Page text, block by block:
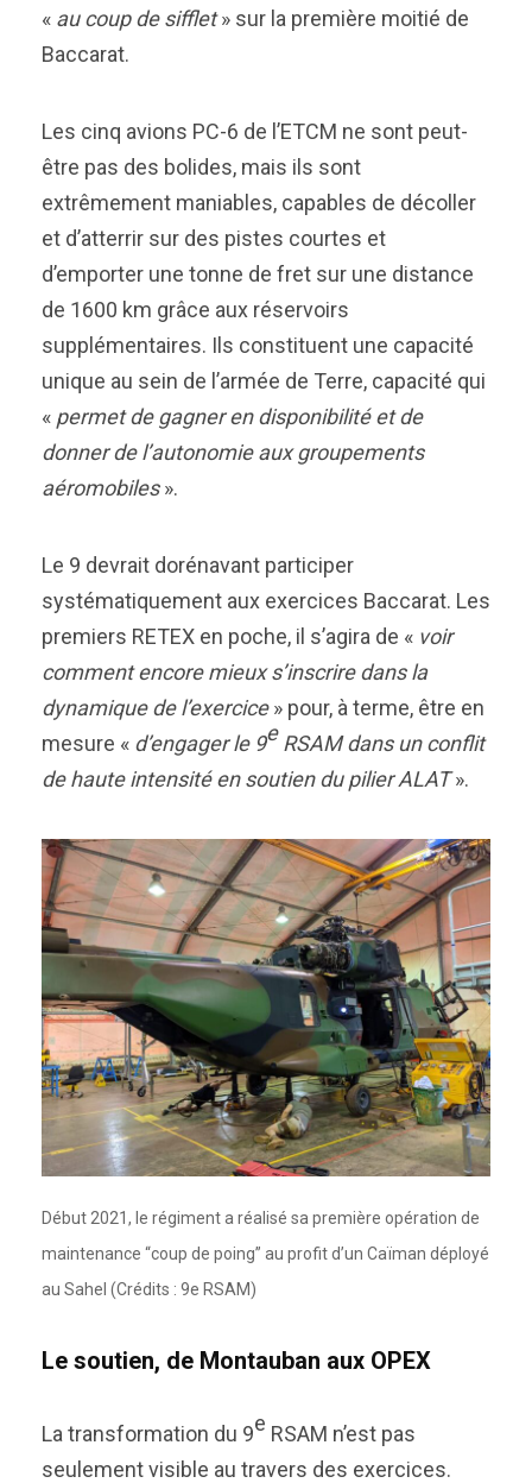
« au coup de sifflet» sur la première moitié de
Baccarat.
Les cinq avions PC-6 de l’ETCM ne sont peut-
être pas des bolides, mais ils sont
extrêmement maniables, capables de décoller
et d’atterrir sur des pistes courtes et
d’emporter une tonne de fret sur une distance
de 1600 km grâce aux réservoirs
supplémentaires. Ils constituent une capacité
unique au sein de l’armée de Terre, capacité qui
« permet de gagner en disponibilité et de
donner de l’autonomie aux groupements
aéromobiles».
Le 9 devrait dorénavant participer
systématiquement aux exercices Baccarat. Les
premiers RETEX en poche, il s’agira de « voir
comment encore mieux s’inscrire dans la
dynamique de l’exercice» pour, à terme, être en
mesure « d’engager le 9e RSAM dans un conflit
de haute intensité en soutien du pilier ALAT».
Début 2021, le régiment a réalisé sa première opération de
maintenance “coup de poing” au profit d’un Caïman déployé
au Sahel (Crédits : 9e RSAM)
Le soutien, de Montauban aux OPEX
La transformation du 9e RSAM n’est pas
seulement visible au travers des exercices.